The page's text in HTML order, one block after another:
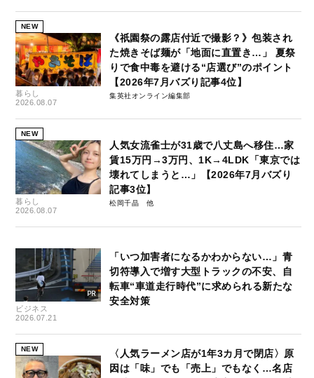
NEW
暮らし
2026.08.07
《祇園祭の露店付近で撮影？》包装され
た焼きそば麺が「地面に直置き…」 夏祭
りで食中毒を避ける“店選び”のポイント
【2026年7月バズり記事4位】
集英社オンライン編集部
NEW
暮らし
2026.08.07
人気女流雀士が31歳で八丈島へ移住…家
賃15万円→3万円、1K→4LDK「東京では
壊れてしまうと…」【2026年7月バズり
記事3位】
松岡千晶
ビジネス
2026.07.21
「いつ加害者になるかわからない…」青
切符導入で増す大型トラックの不安、自
転車“車道走行時代”に求められる新たな
安全対策
NEW
〈人気ラーメン店が1年3カ月で閉店〉原
因は「味」でも「売上」でもなく…名店